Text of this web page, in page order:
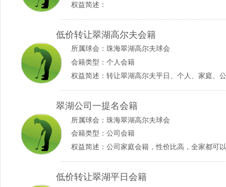
权益简述：
低价转让翠湖高尔夫会籍
所属球会： 珠海翠湖高尔夫球会
会籍类型：个人会籍
权益简述：转让翠湖高尔夫平日、个人、家庭、
翠湖公司一提名会籍
所属球会： 珠海翠湖高尔夫球会
会籍类型：公司会籍
权益简述：公司家庭会籍，性价比高，全家都可
低价转让翠湖平日会籍